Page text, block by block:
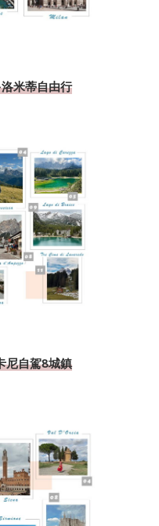
米蒂自由行
尼自駕8城鎮